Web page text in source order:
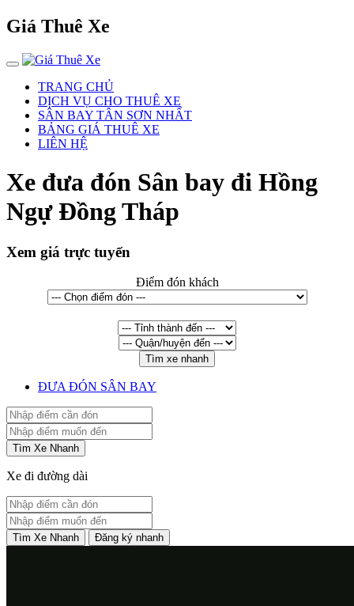
Giá Thuê Xe
TRANG CHỦ
DỊCH VỤ CHO THUÊ XE
SÂN BAY TÂN SƠN NHẤT
BẢNG GIÁ THUÊ XE
LIÊN HỆ
Xe đưa đón Sân bay đi Hồng
Ngự Đồng Tháp
Xem giá trực tuyến
Điểm đón khách
Tìm xe nhanh
ĐƯA ĐÓN SÂN BAY
Tìm Xe Nhanh
Xe đi đường dài
Tìm Xe Nhanh Đăng ký nhanh